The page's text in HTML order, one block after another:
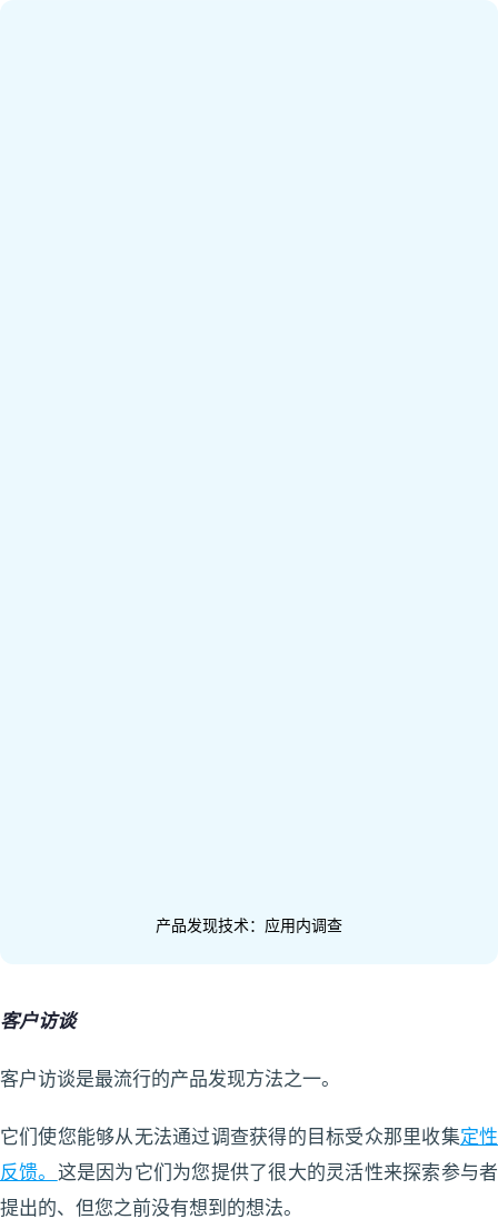
产品发现技术：应用内调查
客户访谈
客户访谈是最流行的产品发现方法之一。
它们使您能够从无法通过调查获得的目标受众那里收集定性
反馈。 这是因为它们为您提供了很大的灵活性来探索参与者
提出的、但您之前没有想到的想法。